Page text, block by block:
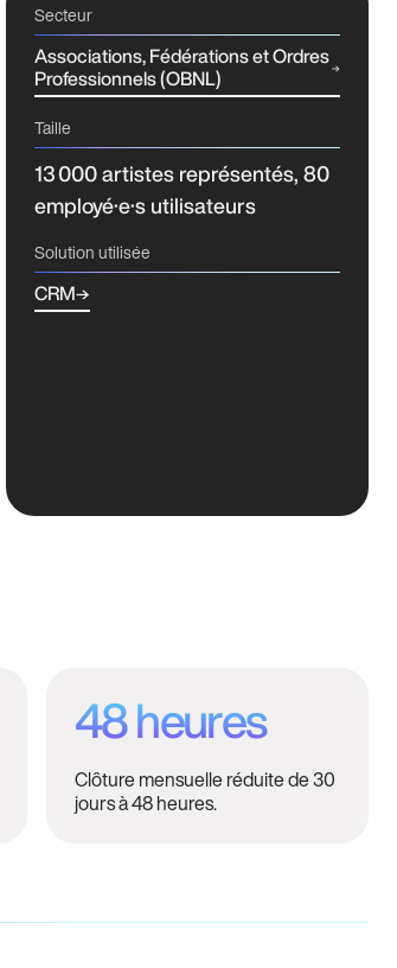
Secteur
Associations, Fédérations et Ordres
Professionnels (OBNL)
Taille
13 000 artistes représentés, 80
employé·e·s utilisateurs
Solution utilisée
CRM
48 heures
Clôture mensuelle réduite de 30
jours à 48 heures.